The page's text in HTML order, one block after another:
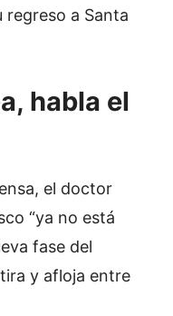
regreso a Santa
habla el
el doctor
“ya no está
fase del
y afloja entre